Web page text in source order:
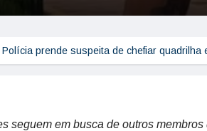
Polícia prende suspeita de chefiar
seguem em busca de outros membros